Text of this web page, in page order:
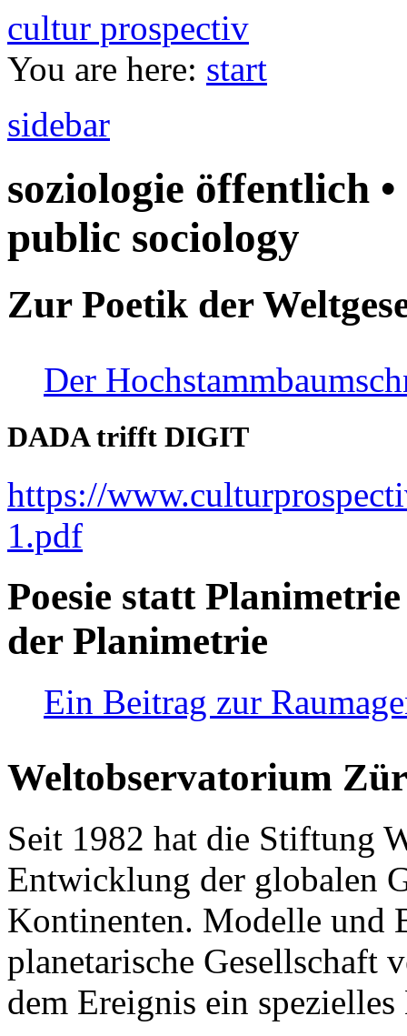
cultur prospectiv
You are here: start
sidebar
soziologie öffentlich
public sociology
Zur Poetik der
Der
DADA trifft DIGIT
https://
1.pdf
Poesie statt
der Planimetrie
Ein Beitrag zur
Weltobservatorium
Seit 1982 hat die Stiftung
Entwicklung der globalen
Kontinenten. Modelle und
planetarische Gesellschaft
dem Ereignis ein